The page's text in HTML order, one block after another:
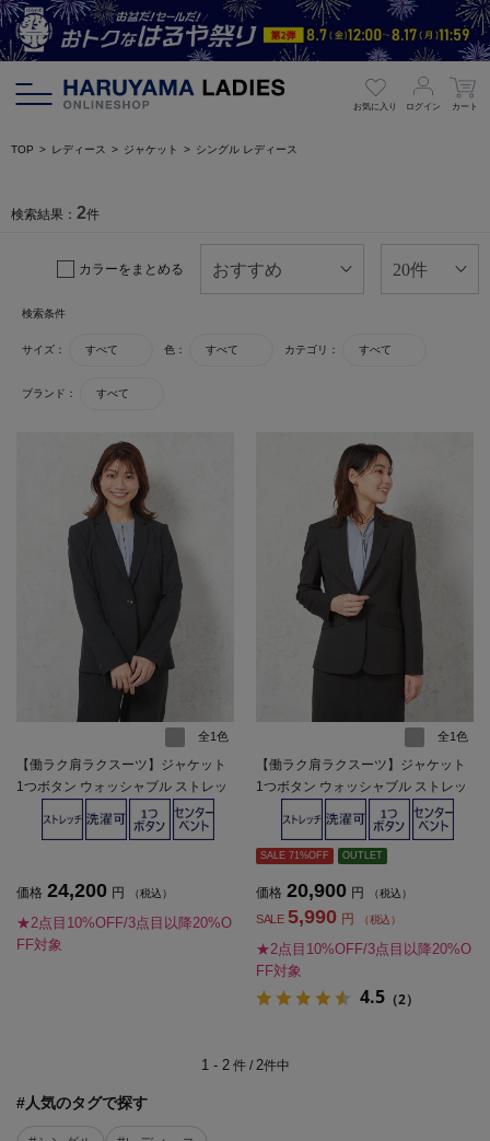
お気に入り ログイン カート
TOP レディース ジャケット シングル レディース
検索結果： 2件
カラーをまとめる
検索条件
サイズ： すべて 色： すべて カテゴリ： すべて
ブランド： すべて
全1色
【働ラク肩ラクスーツ】ジャケット
1つボタン ウォッシャブル ストレッ
チ グレーストライプ S＆M WHITE
秋冬【レディース】
価格 24,200 円 （税込）
★2点目10%OFF/3点目以降20%O
FF対象
全1色
【働ラク肩ラクスーツ】ジャケット
1つボタン ウォッシャブル ストレッ
チ グレーチェック SOFFICE 秋冬
SALE 71%OFF OUTLET
価格 20,900 円 （税込）
SALE 5,990 円 （税込）
★2点目10%OFF/3点目以降20%O
FF対象
4.5 （2）
1 - 2件 / 2件中
#人気のタグで探す